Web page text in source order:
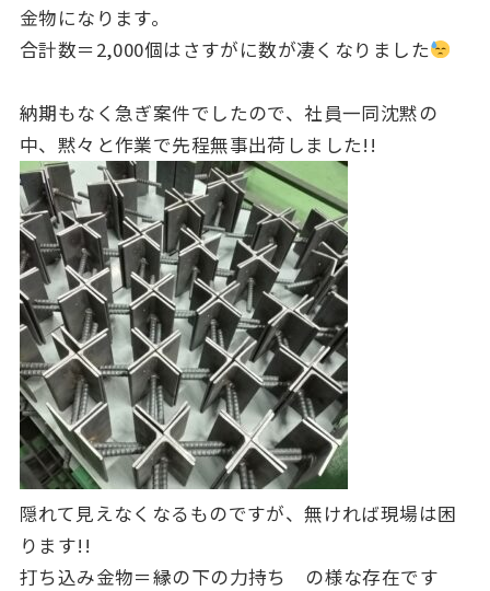
金物になります。
合計数＝2,000個はさすがに数が凄くなりました
納期もなく急ぎ案件でしたので、社員一同沈黙の
中、黙々と作業で先程無事出荷しました!!
隠れて見えなくなるものですが、無ければ現場は困
ります!!
打ち込み金物＝縁の下の力持ち の様な存在です